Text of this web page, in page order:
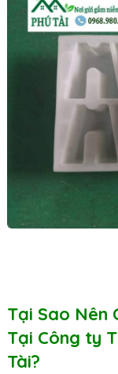
Tại Sao Nên
Tại Công ty
Tài?